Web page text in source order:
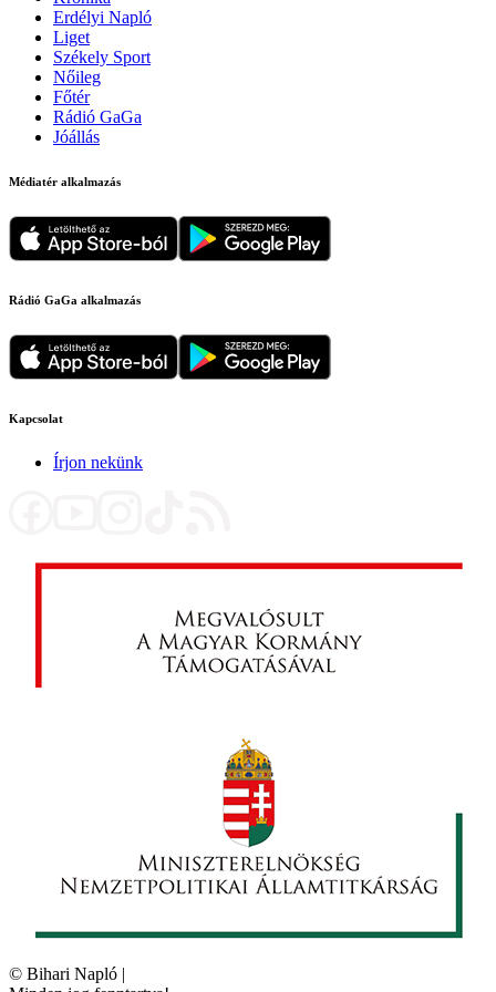
Erdélyi Napló
Liget
Székely Sport
Nőileg
Főtér
Rádió GaGa
Jóállás
Médiatér alkalmazás
Rádió GaGa alkalmazás
Kapcsolat
Írjon nekünk
© Bihari Napló |